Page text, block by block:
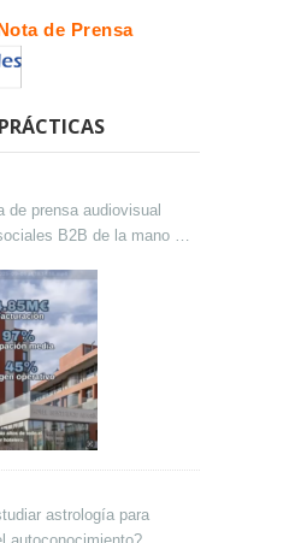
de Prensa
de prensa audiovisual
B2B de la mano de
astrología para